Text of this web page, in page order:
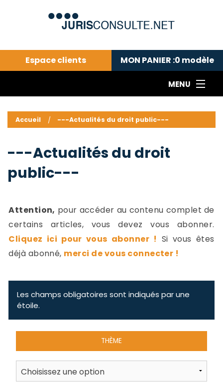
Espace clients MON PANIER :0 modèle
MENU
---Actualités du droit public---
Droit pénal---
Droit privé ---
Abonnement aux actualités
Accueil ---Actualités du droit public---
---Actualités du droit
public---
Attention, pour accéder au contenu complet de
certains articles, vous devez vous abonner.
Cliquez ici pour vous abonner ! Si vous êtes
déjà abonné, merci de vous connecter !
Les champs obligatoires sont indiqués par une
étoile.
THÈME